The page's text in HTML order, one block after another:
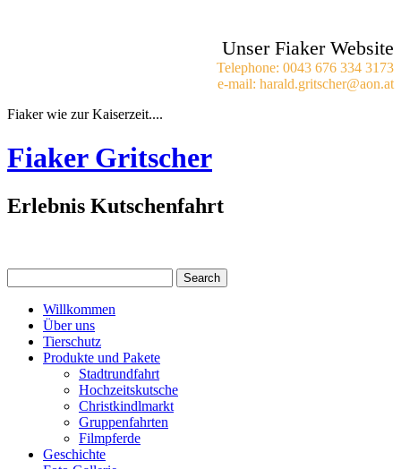
Unser Fiaker Website
Telephone: 0043 676 334 3173
e-mail: harald.gritscher@aon.at
Fiaker wie zur Kaiserzeit....
Fiaker Gritscher
Erlebnis Kutschenfahrt
Willkommen
Über uns
Tierschutz
Produkte und Pakete
Stadtrundfahrt
Hochzeitskutsche
Christkindlmarkt
Gruppenfahrten
Filmpferde
Geschichte